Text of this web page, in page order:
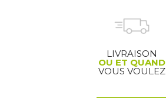
LIVRAISON
OU ET QUAND
VOUS VOULEZ